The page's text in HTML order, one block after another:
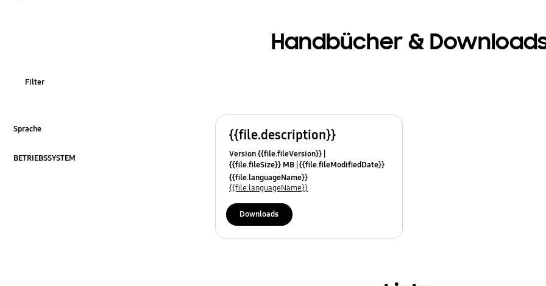
Firmware-Update
Galaxy Apps
Handbücher &
Filter
Sprache
BETRIEBSSYSTEM
{{file.description}}
Version {{file.fileVersion}}
{{file.fileSize}} MB {{file.fileModifiedDate}}
{{file.osNames}}
{{file.languageName}}
{{file.languageName}}
Downloads